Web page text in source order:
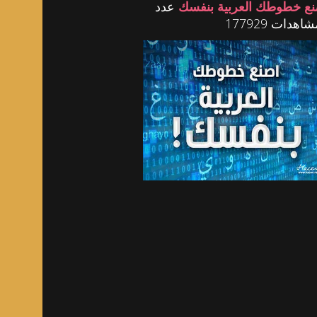
خطوطك العربية بنفسك عدد
177929